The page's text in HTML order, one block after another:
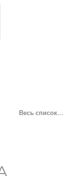
Весь список...